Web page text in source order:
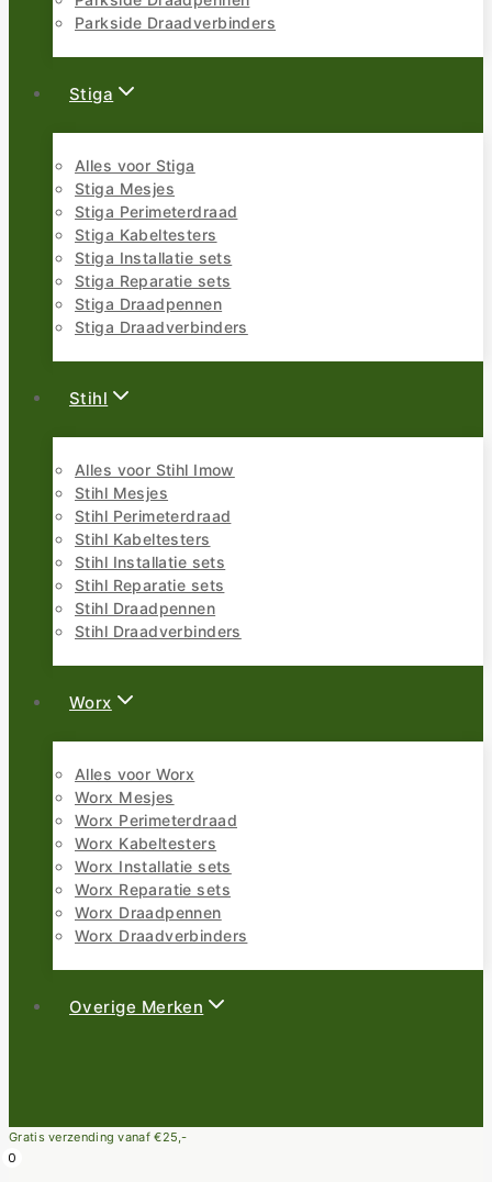
Parkside Draadverbinders
Stiga
Alles voor Stiga
Stiga Mesjes
Stiga Perimeterdraad
Stiga Kabeltesters
Stiga Installatie sets
Stiga Reparatie sets
Stiga Draadpennen
Stiga Draadverbinders
Stihl
Alles voor Stihl Imow
Stihl Mesjes
Stihl Perimeterdraad
Stihl Kabeltesters
Stihl Installatie sets
Stihl Reparatie sets
Stihl Draadpennen
Stihl Draadverbinders
Worx
Alles voor Worx
Worx Mesjes
Worx Perimeterdraad
Worx Kabeltesters
Worx Installatie sets
Worx Reparatie sets
Worx Draadpennen
Worx Draadverbinders
Overige Merken
Gratis verzending vanaf €25,-
0